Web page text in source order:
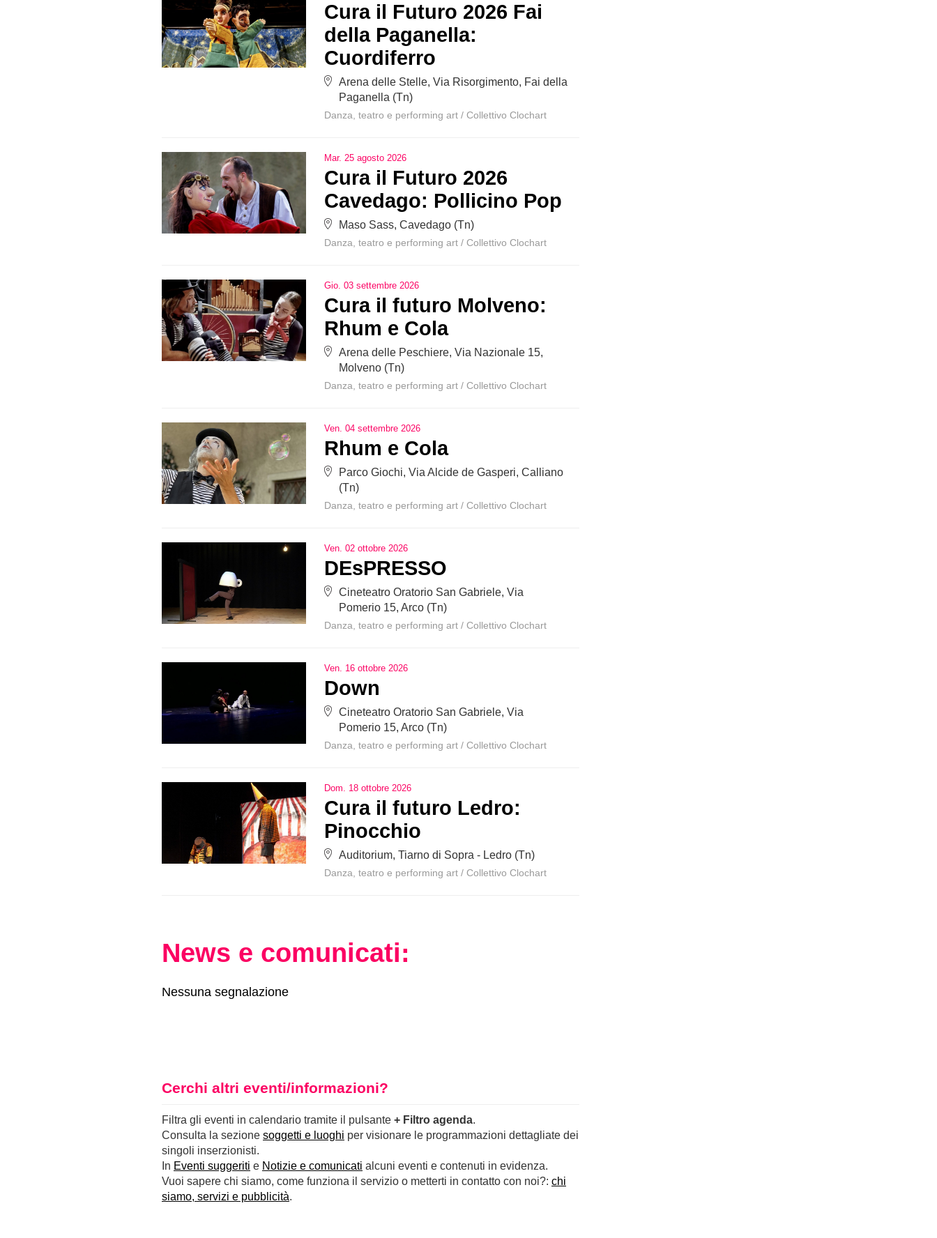
Cura il Futuro 2026 Fai
della Paganella:
Cuordiferro
Arena delle Stelle, Via Risorgimento, Fai della
Paganella (Tn)
Danza, teatro e performing art /Collettivo Clochart
Mar.25 agosto 2026
Cura il Futuro 2026
Cavedago: Pollicino Pop
Maso Sass, Cavedago (Tn)
Danza, teatro e performing art /Collettivo Clochart
Gio.03 settembre 2026
Cura il futuro Molveno:
Rhum e Cola
Arena delle Peschiere, Via Nazionale 15,
Molveno (Tn)
Danza, teatro e performing art /Collettivo Clochart
Ven.04 settembre 2026
Rhum e Cola
Parco Giochi, Via Alcide de Gasperi, Calliano
(Tn)
Danza, teatro e performing art /Collettivo Clochart
Ven.02 ottobre 2026
DEsPRESSO
Cineteatro Oratorio San Gabriele, Via
Pomerio 15, Arco (Tn)
Danza, teatro e performing art /Collettivo Clochart
Ven. 16 ottobre 2026
Down
Cineteatro Oratorio San Gabriele, Via
Pomerio 15, Arco (Tn)
Danza, teatro e performing art /Collettivo Clochart
Dom. 18 ottobre 2026
Cura il futuro Ledro:
Pinocchio
Auditorium, Tiarno di Sopra - Ledro (Tn)
Danza, teatro e performing art /Collettivo Clochart
News e comunicati:
Nessuna segnalazione
Cerchi altri eventi/informazioni?
Filtra gli eventi in calendario tramite il pulsante + Filtro agenda.
Consulta la sezione soggetti e luoghi per visionare le programmazioni dettagliate dei
singoli inserzionisti.
In Eventi suggeriti e Notizie e comunicati alcuni eventi e contenuti in evidenza.
Vuoi sapere chi siamo, come funziona il servizio o metterti in contatto con noi?: chi
siamo, servizi e pubblicità.